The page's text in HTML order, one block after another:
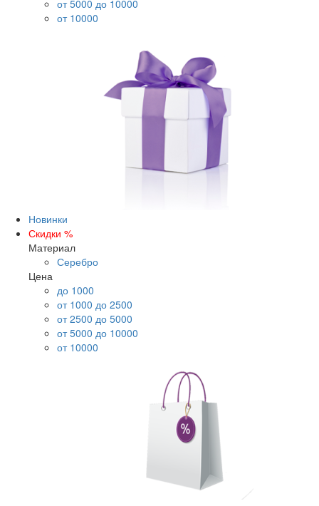
от 5000 до 10000
от 10000
Новинки
Скидки %
Материал
Серебро
Цена
до 1000
от 1000 до 2500
от 2500 до 5000
от 5000 до 10000
от 10000